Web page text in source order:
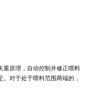
重原理，自动控制并修正喂料
对于处于喂料范围两端的，